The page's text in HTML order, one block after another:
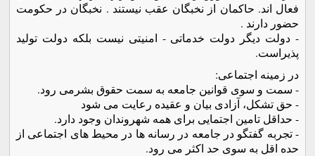
فعال اند. حاکمان از نخبگان عقب نيستند . نخبگان در حکومت
حضور دارند .
- دولت ديگر دولت خدماتی - امنيتی نيست بلکه دولت توليد
پذيراست.
در زمينه اجتماعی:
- سمت و سوی قوانين جامعه به سمت حقوق بشرمی رود.
- حق تشکل، آزادی بيان و عقيده رعايت می شود
- حداقل تامين اجتمايی برای همه شهروندان وجود دارد.
- تجربه گفتگو در جامعه در رسانه ها در محيط های اجتماعی از
حده اقل به سوی حد اکثر می رود.